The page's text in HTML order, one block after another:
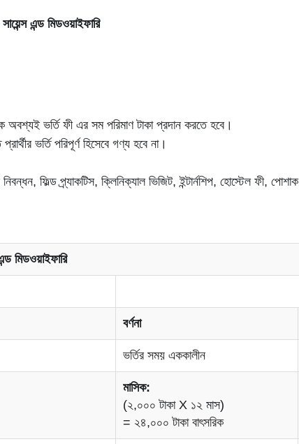
এন্ড মিডওয়াইফারি
অবশ্যই ভর্তি ফী এর সম পরিমাণ টাকা প্রদান করতে হবে।
প্রার্থীর ভর্তি পরিপূর্ণ হিসেবে গণ্য হবে না।
নিবন্ধন, ফিল্ড প্র্যাকটিস, ক্লিনিক্যাল ভিজিট, ইন্টার্নশিপ, হোস্টেল
মিডওয়াইফারি
বর্ণনা
ভর্তির সময় এককালীন
মাসিক:
(২,০০০ টাকা X ১২ মাস)
= ২৪,০০০ টাকা বাৎসরিক